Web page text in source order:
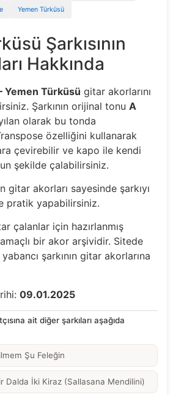
Yemen Türküsü
Şarkısının
Hakkında
Yemen Türküsü gitar akorlarını
Şarkının orijinal tonu A
olarak bu tonda
özelliğini kullanarak
çevirebilir ve kapo ile kendi
şekilde çalabilirsiniz.
gitar akorları sayesinde şarkıyı
pratik yapabilirsiniz.
çalanlar için hazırlanmış
bir akor arşividir. Sitede
şarkının gitar akorlarına
09.01.2025
ait diğer şarkıları aşağıda
Şu Feleğin
Dalda İki Kiraz (Sallasana Mendilini)